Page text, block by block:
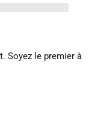
Soyez le premier à